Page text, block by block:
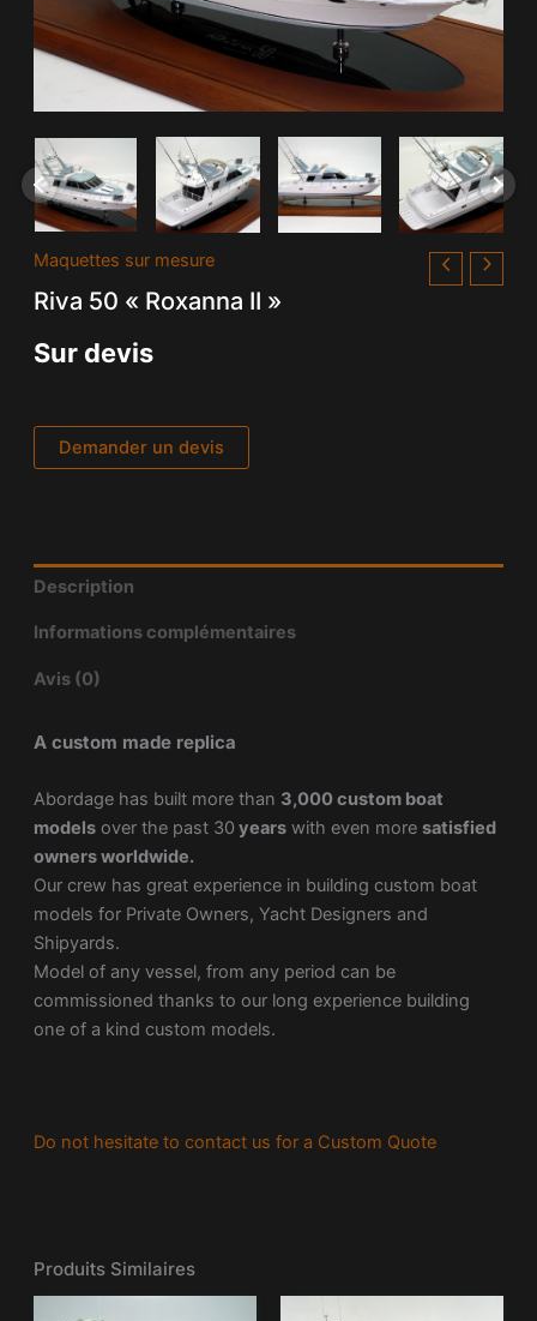
Maquettes sur mesure
Riva 50 « Roxanna II »
Sur devis
Demander un devis
Description
Informations complémentaires
Avis (0)
A custom made replica
Abordage has built more than 3,000 custom boat
modelsover the past 30 yearswith even more satisfied
owners worldwide.
Our crew has great experience in building custom boat
models for Private Owners, Yacht Designers and
Shipyards.
Model of any vessel, from any period can be
commissioned thanks to our long experience building
one of a kind custom models.
Do not hesitate to contact us for a Custom Quote
Produits Similaires